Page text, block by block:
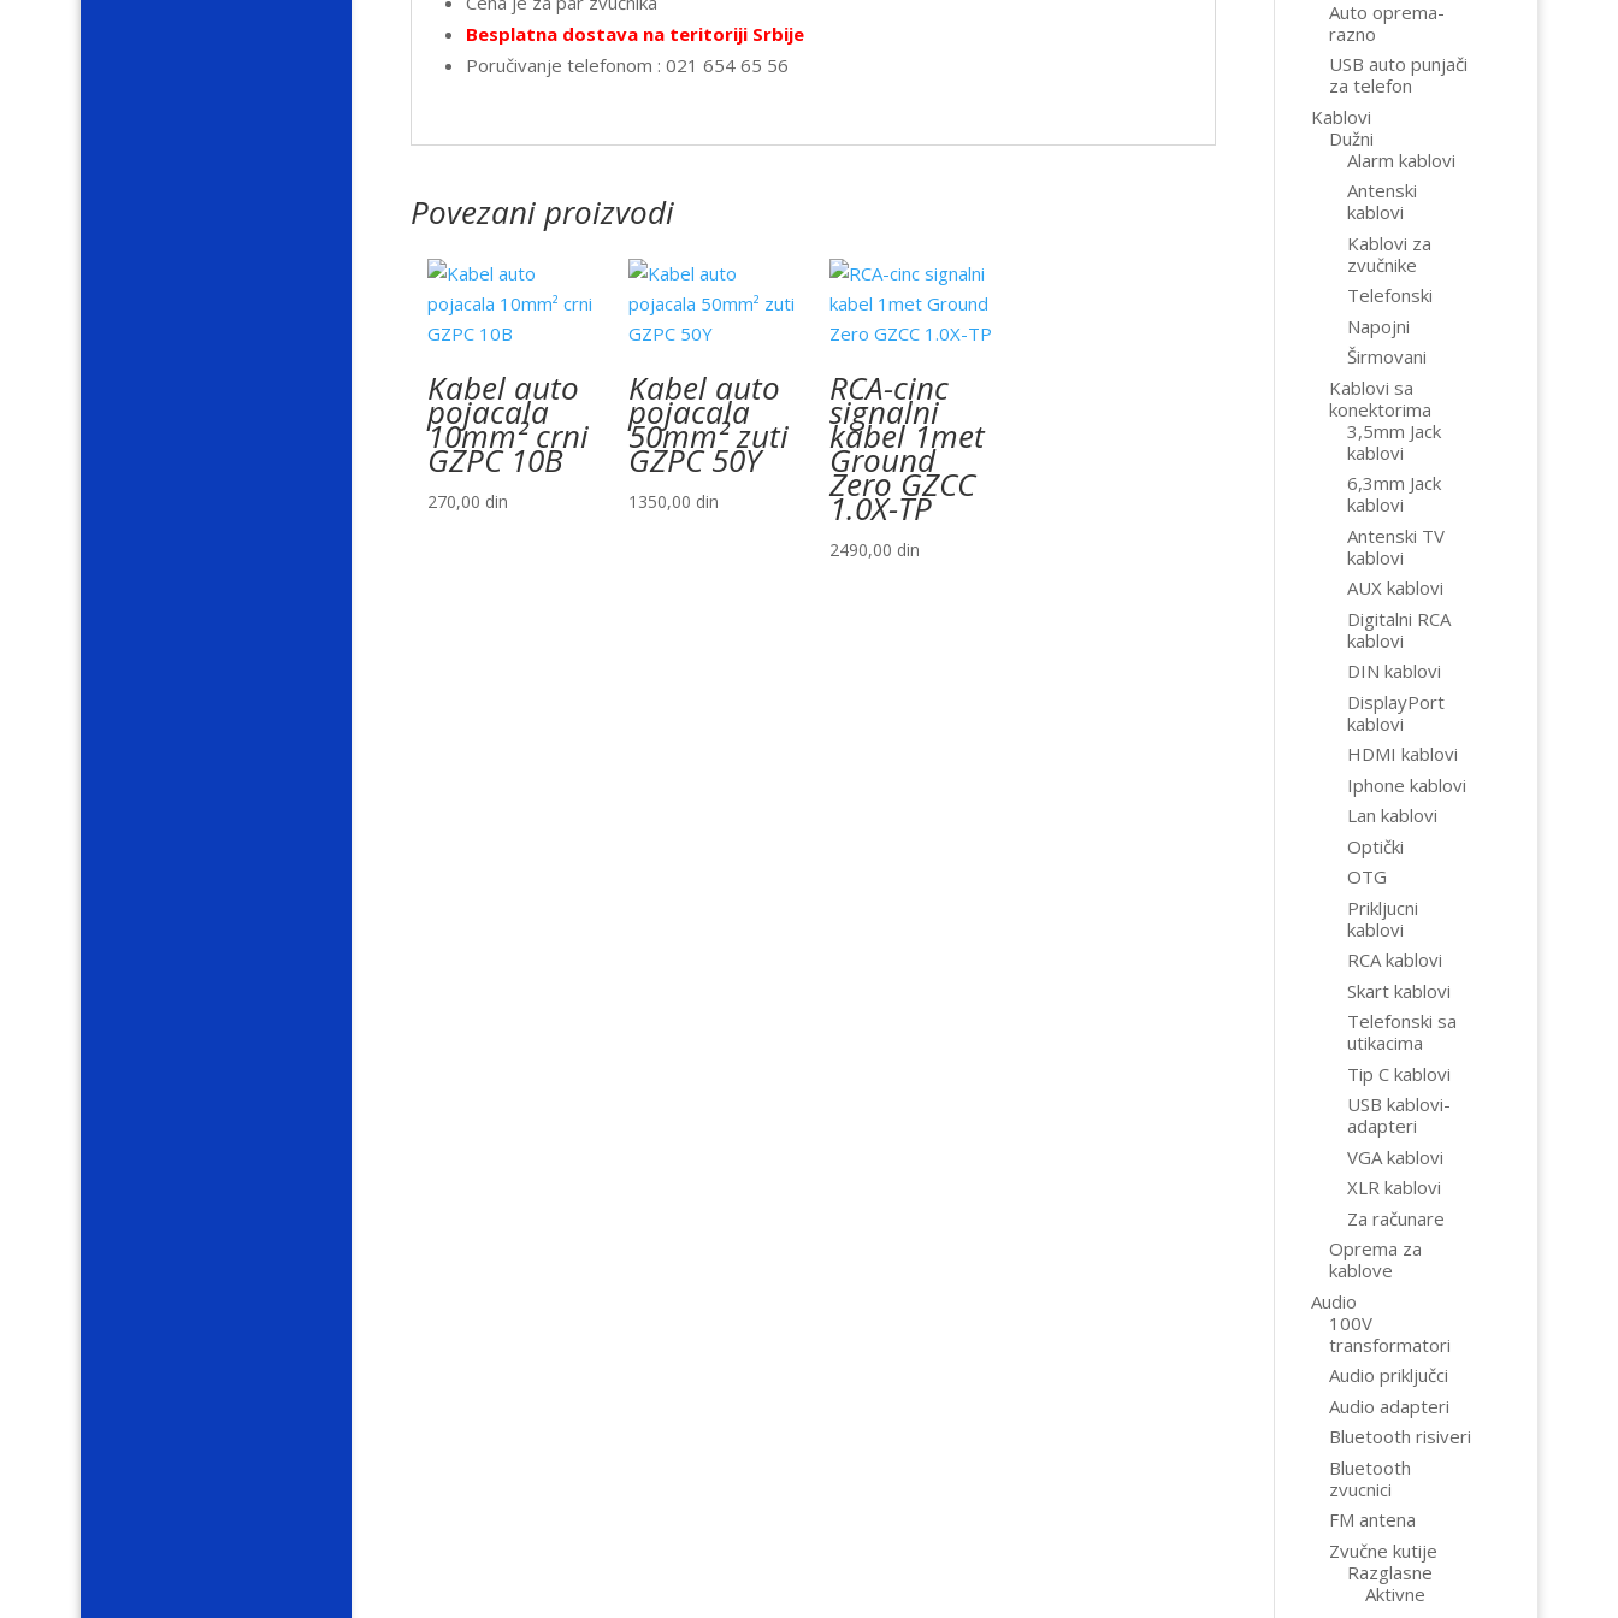
Besplatna dostava na teritoriji Srbije
Poručivanje telefonom : 021 654 65 56
Povezani proizvodi
Kabel auto
pojacala
10mm² crni
GZPC 10B
270,00 din
Kabel auto
pojacala
50mm² zuti
GZPC 50Y
1350,00 din
RCA-cinc
signalni
kabel 1met
Ground
Zero GZCC
1.0X-TP
2490,00 din
Auto oprema-
razno
USB auto punjači
za telefon
Kablovi
Dužni
Alarm kablovi
Antenski
kablovi
Kablovi za
zvučnike
Telefonski
Napojni
Širmovani
Kablovi sa
konektorima
3,5mm Jack
kablovi
6,3mm Jack
kablovi
Antenski TV
kablovi
AUX kablovi
Digitalni RCA
kablovi
DIN kablovi
DisplayPort
kablovi
HDMI kablovi
Iphone kablovi
Lan kablovi
Optički
OTG
Prikljucni
kablovi
RCA kablovi
Skart kablovi
Telefonski sa
utikacima
Tip C kablovi
USB kablovi-
adapteri
VGA kablovi
XLR kablovi
Za računare
Oprema za
kablove
Audio
100V
transformatori
Audio priključci
Audio adapteri
Bluetooth risiveri
Bluetooth
zvucnici
FM antena
Zvučne kutije
Razglasne
Aktivne